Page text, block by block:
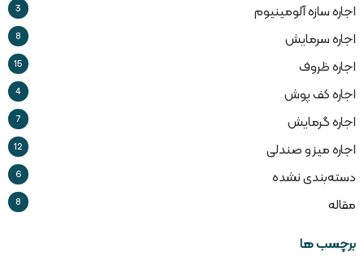
اجاره سازه آلومینیوم 3
اجاره سرمایش 8
اجاره ظروف 15
اجاره کف پوش 4
اجاره گرمایش 7
اجاره میز و صندلی 12
دسته‌بندی نشده 6
مقاله 8
برچسب ها